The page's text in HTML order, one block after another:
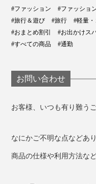
『_go』の白いロゴ
で、伸縮性を妨げま
びていますが、これ
#ファッション #ファッショ
#旅行＆遊び
#旅行 #軽量
#おまとめ割引
#お出かけス
#すべての商品
#通勤
お問い合わせ
お客様、いつも有り難う
なにかご不明な点などあ
商品の仕様や利用方法な